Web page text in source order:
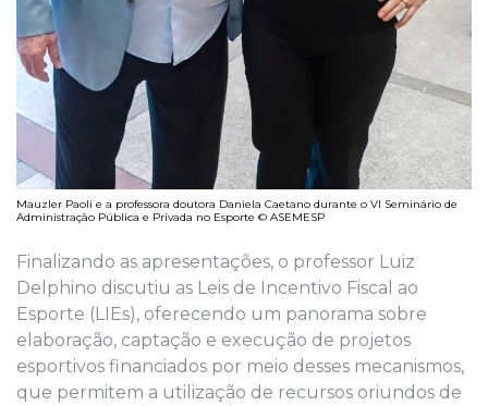
Mauzler Paoli e a professora doutora Daniela Caetano durante o VI Seminário de
Administração Pública e Privada no Esporte © ASEMESP
Finalizando as apresentações, o professor Luiz
Delphino discutiu as Leis de Incentivo Fiscal ao
Esporte (LIEs), oferecendo um panorama sobre
elaboração, captação e execução de projetos
esportivos financiados por meio desses mecanismos,
que permitem a utilização de recursos oriundos de